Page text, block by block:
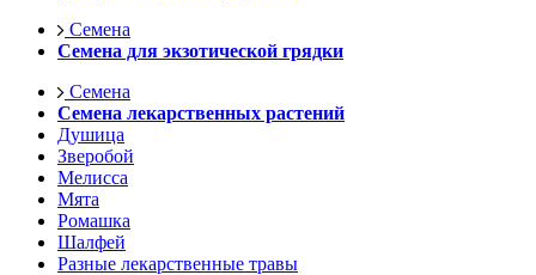
Семена
Семена для экзотической грядки
Семена
Семена лекарственных растений
Душица
Зверобой
Мелисса
Мята
Ромашка
Шалфей
Разные лекарственные травы